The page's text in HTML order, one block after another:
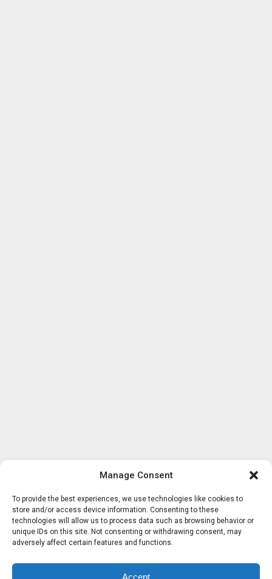
Manage Consent
To provide the best experiences, we use technologies like cookies to
store and/or access device information. Consenting to these
technologies will allow us to process data such as browsing behavior or
unique IDs on this site. Not consenting or withdrawing consent, may
adversely affect certain features and functions.
Accept